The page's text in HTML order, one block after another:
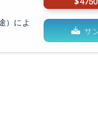
）によ